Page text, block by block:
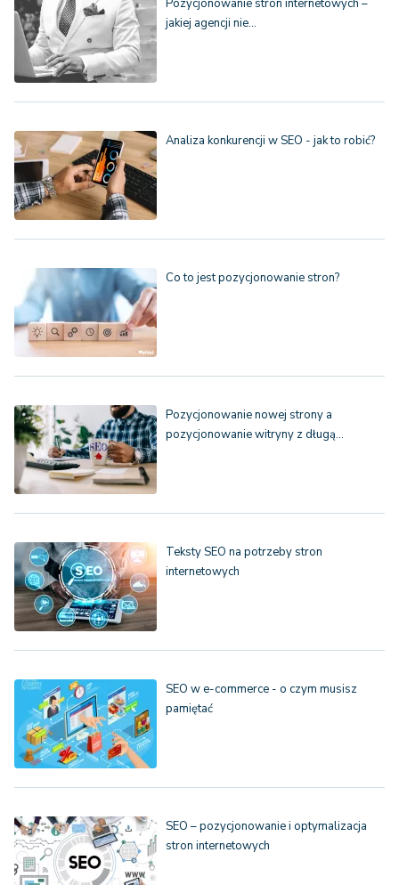
Pozycjonowanie stron internetowych –
jakiej agencji nie…
Analiza konkurencji w SEO - jak to robić?
Co to jest pozycjonowanie stron?
Pozycjonowanie nowej strony a
pozycjonowanie witryny z długą…
Teksty SEO na potrzeby stron
internetowych
SEO w e-commerce - o czym musisz
pamiętać
SEO – pozycjonowanie i optymalizacja
stron internetowych